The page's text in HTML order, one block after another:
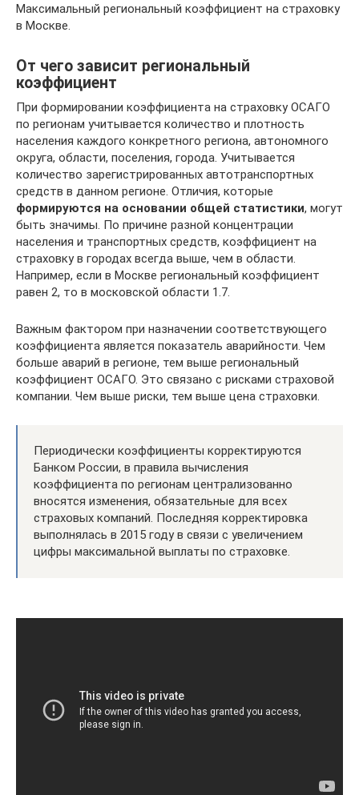
Максимальный региональный коэффициент на страховку
в Москве.
От чего зависит региональный
коэффициент
При формировании коэффициента на страховку ОСАГО
по регионам учитывается количество и плотность
населения каждого конкретного региона, автономного
округа, области, поселения, города. Учитывается
количество зарегистрированных автотранспортных
средств в данном регионе. Отличия, которые
формируются на основании общей статистики, могут
быть значимы. По причине разной концентрации
населения и транспортных средств, коэффициент на
страховку в городах всегда выше, чем в области.
Например, если в Москве региональный коэффициент
равен 2, то в московской области 1.7.
Важным фактором при назначении соответствующего
коэффициента является показатель аварийности. Чем
больше аварий в регионе, тем выше региональный
коэффициент ОСАГО. Это связано с рисками страховой
компании. Чем выше риски, тем выше цена страховки.
Периодически коэффициенты корректируются
Банком России, в правила вычисления
коэффициента по регионам централизованно
вносятся изменения, обязательные для всех
страховых компаний. Последняя корректировка
выполнялась в 2015 году в связи с увеличением
цифры максимальной выплаты по страховке.